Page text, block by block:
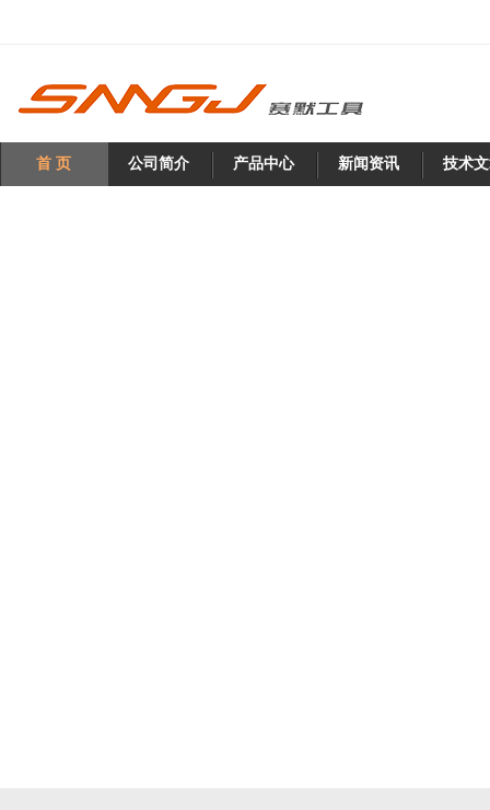
首 页 公司简介 产品中心 新闻资讯 技术